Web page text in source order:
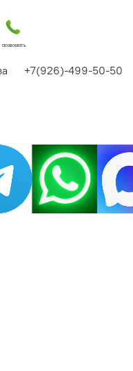
позвонить
+7(926)-499-50-50